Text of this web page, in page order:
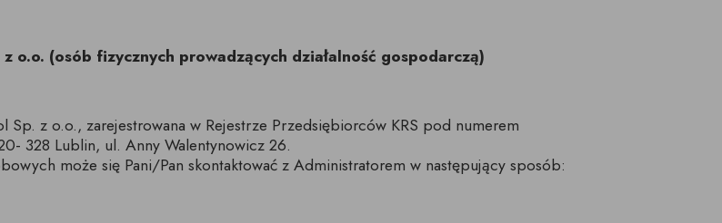
(osób fizycznych prowadzących działalność gospodarczą)
z o.o., zarejestrowana w Rejestrze Przedsiębiorców KRS pod numerem
328 Lublin, ul. Anny Walentynowicz 26.
może się Pani/Pan skontaktować z Administratorem w następujący sposób: